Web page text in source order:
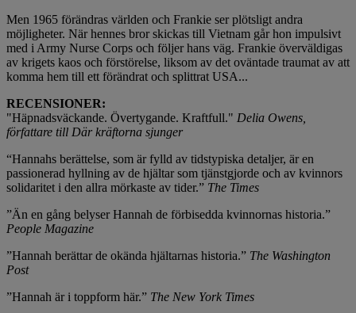
Men 1965 förändras världen och Frankie ser plötsligt andra
möjligheter. När hennes bror skickas till Vietnam går hon impulsivt
med i Army Nurse Corps och följer hans väg. Frankie överväldigas
av krigets kaos och förstörelse, liksom av det oväntade traumat av att
komma hem till ett förändrat och splittrat USA...
RECENSIONER:
"Häpnadsväckande. Övertygande. Kraftfull." Delia Owens,
författare till Där kräftorna sjunger
“Hannahs berättelse, som är fylld av tidstypiska detaljer, är en
passionerad hyllning av de hjältar som tjänstgjorde och av kvinnors
solidaritet i den allra mörkaste av tider.” The Times
”Än en gång belyser Hannah de förbisedda kvinnornas historia.”
People Magazine
”Hannah berättar de okända hjältarnas historia.” The Washington
Post
”Hannah är i toppform här.” The New York Times